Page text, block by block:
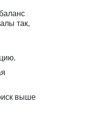
так,
выше